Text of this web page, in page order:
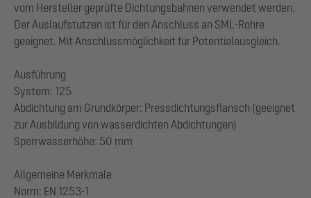
vom Hersteller geprüfte Dichtungsbahnen verwendet werden.
Der Auslaufstutzen ist für den Anschluss an SML-Rohre
geeignet. Mit Anschlussmöglichkeit für Potentialausgleich.
Ausführung
System: 125
Abdichtung am Grundkörper: Pressdichtungsflansch (geeignet
zur Ausbildung von wasserdichten Abdichtungen)
Sperrwasserhöhe: 50 mm
Allgemeine Merkmale
Norm: EN 1253-1